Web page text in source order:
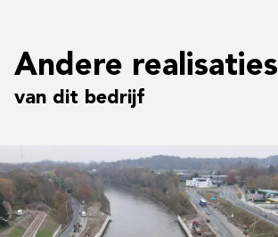
Andere realisaties
van dit bedrijf